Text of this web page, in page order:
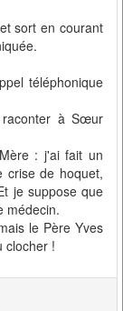
sort en courant
téléphonique
raconter à Sœur
: j'ai fait un
crise de hoquet,
je suppose que
médecin.
le Père Yves
clocher !